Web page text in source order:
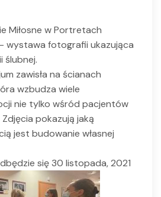
Miłosne w Portretach
wystawa fotografii ukazująca
ślubnej.
zawisła na ścianach
wzbudza wiele
nie tylko wśród pacjentów
pokazują jaką
jest budowanie własnej
się 30 listopada, 2021